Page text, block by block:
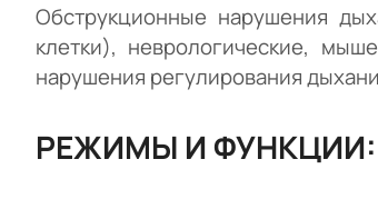
Обструкционные нарушения
клетки), неврологические,
нарушения регулирования
РЕЖИМЫ И ФУНКЦИИ: